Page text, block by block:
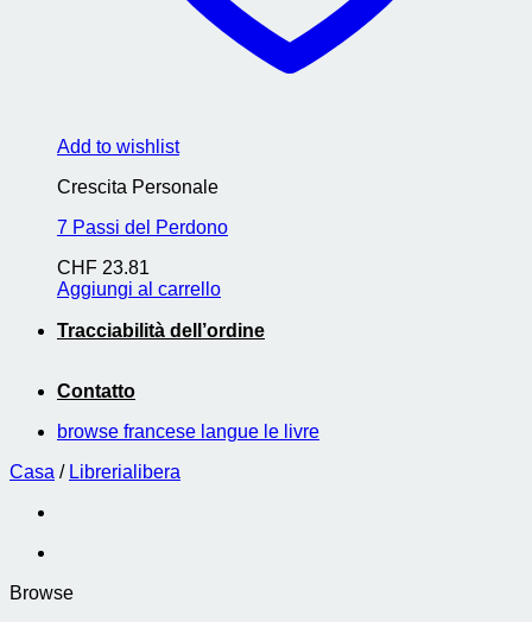
Add to wishlist
Crescita Personale
7 Passi del Perdono
CHF 23.81
Aggiungi al carrello
Tracciabilità dell’ordine
Contatto
browse francese langue le livre
Casa / Librerialibera
Browse